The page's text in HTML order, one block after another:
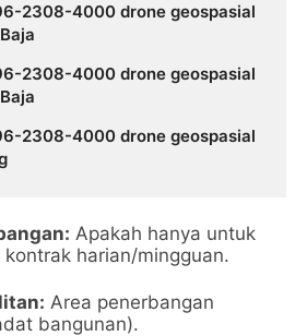
2308-4000 drone geospasial
2308-4000 drone geospasial
2308-4000 drone geospasial
Apakah hanya untuk
harian/mingguan.
Area penerbangan
bangunan).